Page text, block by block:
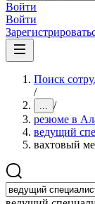
Войти
Войти
Поиск
/
... /
резюме в
ведущий
вахтовый